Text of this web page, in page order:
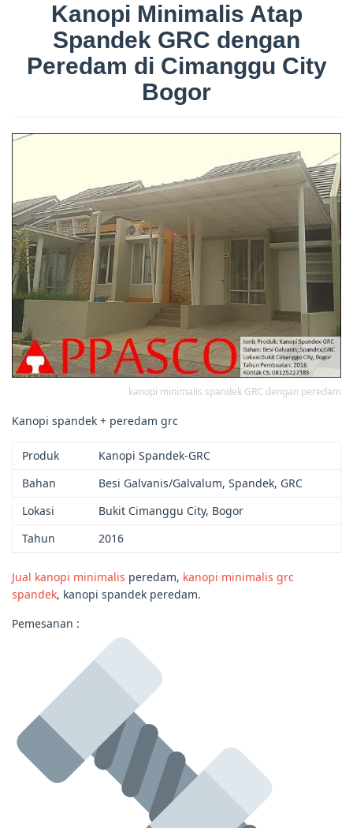
Kanopi Minimalis Atap
Spandek GRC dengan
Peredam di Cimanggu City
Bogor
kanopi minimalis spandek GRC dengan peredam
Kanopi spandek + peredam grc
Produk
Kanopi Spandek-GRC
Bahan
Besi Galvanis/Galvalum, Spandek, GRC
Lokasi
Bukit Cimanggu City, Bogor
Tahun
2016
Jual kanopi minimalis peredam, kanopi minimalis grc
spandek, kanopi spandek peredam.
Pemesanan :